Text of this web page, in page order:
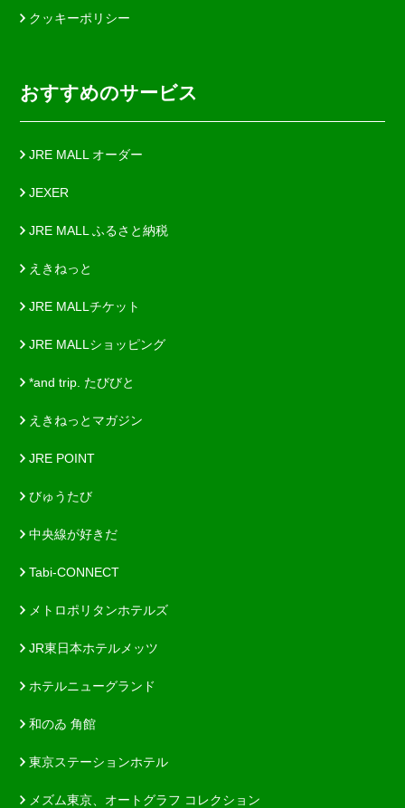
クッキーポリシー
おすすめのサービス
JRE MALL オーダー
JEXER
JRE MALL ふるさと納税
えきねっと
JRE MALLチケット
JRE MALLショッピング
*and trip. たびびと
えきねっとマガジン
JRE POINT
びゅうたび
中央線が好きだ
Tabi-CONNECT
メトロポリタンホテルズ
JR東日本ホテルメッツ
ホテルニューグランド
和のゐ 角館
東京ステーションホテル
メズム東京、オートグラフ コレクション